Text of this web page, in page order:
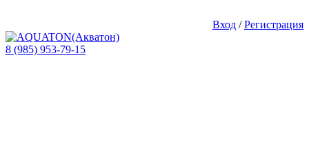
Вход /Регистрация
8 (985) 953-79-15